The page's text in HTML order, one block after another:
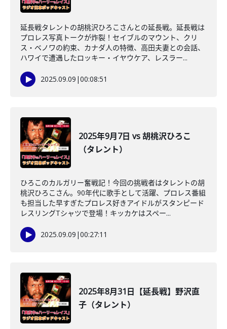
延長戦タレントの胡桃沢ひろこさんとの延長戦。延長戦は
プロレス写真トークが炸裂！セイブルのマウント、クリ
ス・ベノワの約束、カナダ人の特徴、高田夫妻との会話、
ハワイで遭遇したロッキー・イヤウケア、レスラー...
2025.09.09 |00:08:51
2025年9月7日 vs 胡桃沢ひろこ
（タレント）
ひろこのカルガリー奮戦記！今回の挑戦者はタレントの胡
桃沢ひろこさん。90年代に歌手として活躍、プロレス番組
も担当した早すぎたプロレス好きアイドルがスタンピード
レスリングTシャツで登場！キッカケはスペー...
2025.09.09 |00:27:11
2025年8月31日【延長戦】野沢直
子（タレント）